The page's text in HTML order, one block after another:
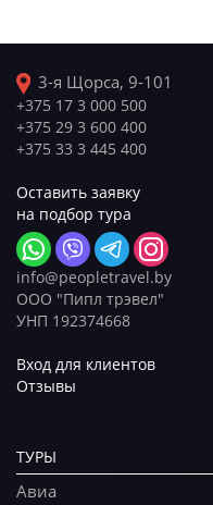
3-я Щорса, 9-101
+375 17 3 000 500
+375 29 3 600 400
+375 33 3 445 400
Оставить заявку
на подбор тура
info@peopletravel.by
ООО "Пипл трэвел"
УНП 192374668
Вход для клиентов
Отзывы
ТУРЫ
Авиа